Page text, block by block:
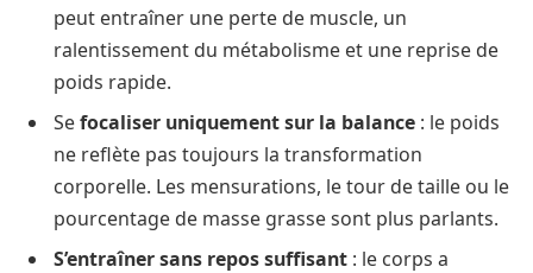
peut entraîner une perte de muscle, un
ralentissement du métabolisme et une reprise de
poids rapide.
Sefocaliser uniquement sur la balance : le poids
ne reflète pas toujours la transformation
corporelle. Les mensurations, le tour de taille ou le
pourcentage de masse grasse sont plus parlants.
S’entraîner sans repos suffisant : le corps a